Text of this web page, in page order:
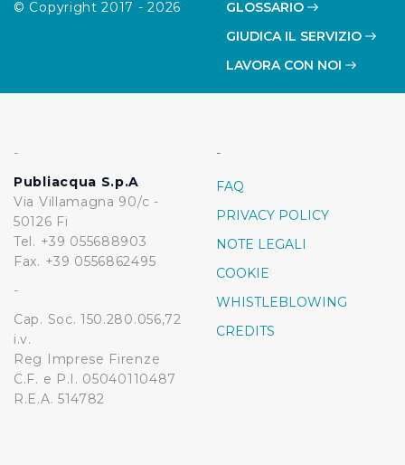
Cliccando su "Personalizza" l’Utente può gestire
direttamente le proprie preferenze selezionando i
della condivisione di informazioni sopra indicata.
presente banner comporta il permanere delle
impostazioni di default e dunque la continuazione della
navigazione in assenza di cookie o altri sistemi di
tracciamento ad esclusione di quelli tecnici
indispensabili per una corretta visualizzazione della
© Copyright 2017 - 2026
GLOSSARIO
GIUDICA IL SERVIZIO
LAVORA CON NOI
-
Publiacqua S.p.A
Via Villamagna 90/c -
50126 Fi
Tel. +39 055688903
Fax. +39 0556862495
-
Cap. Soc. 150.280.056,72
i.v.
Reg Imprese Firenze
C.F. e P.I. 05040110487
R.E.A. 514782
-
FAQ
PRIVACY POLICY
NOTE LEGALI
COOKIE
WHISTLEBLOWING
CREDITS